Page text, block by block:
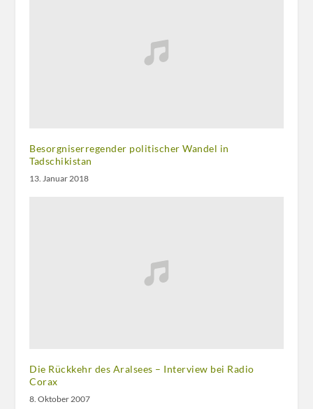
Besorgniserregender politischer Wandel in
Tadschikistan
13. Januar 2018
Die Rückkehr des Aralsees – Interview bei Radio
Corax
8. Oktober 2007